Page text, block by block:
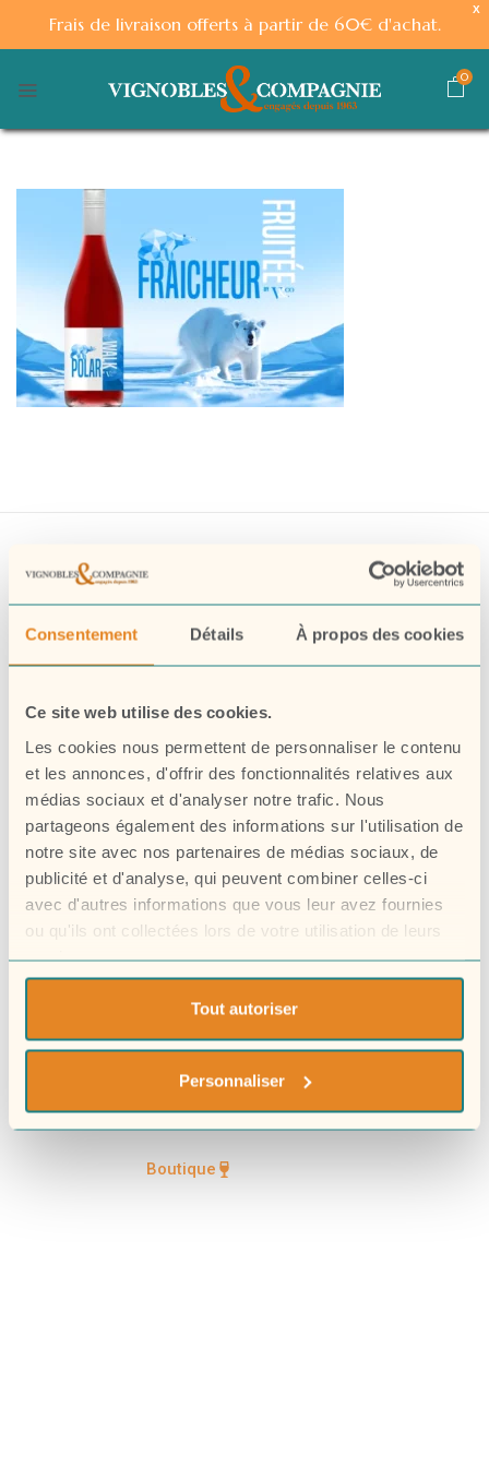
Consentement Détails À propos des cookies
Ce site web utilise des cookies.
Les cookies nous permettent de personnaliser le contenu
et les annonces, d'offrir des fonctionnalités relatives aux
médias sociaux et d'analyser notre trafic. Nous
partageons également des informations sur l'utilisation de
notre site avec nos partenaires de médias sociaux, de
publicité et d'analyse, qui peuvent combiner celles-ci
avec d'autres informations que vous leur avez fournies
ou qu'ils ont collectées lors de votre utilisation de leurs
services.
Tout autoriser
Personnaliser
X
Frais de livraison offerts à partir de 60€ d'achat.
0
Nos collections
Nos engagements
La Winerie depuis 1963
Nos actus
Boutique